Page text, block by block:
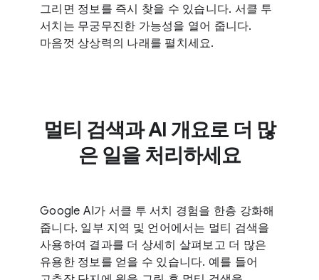
그리면 정보를 즉시 찾을 수 있습니다. 서클 투
서치는 무궁무진한 가능성을 열어 줍니다.
마음껏 상상력의 나래를 펼치세요.
멀티 검색과 AI 개요로 더 많
은 일을 처리하세요
Google AI가 서클 투 서치 경험을 한층 강화해
줍니다. 일부 지역 및 언어에서는 멀티 검색을
사용하여 결과를 더 상세히 살펴보고 더 많은
유용한 정보를 얻을 수 있습니다. 예를 들어